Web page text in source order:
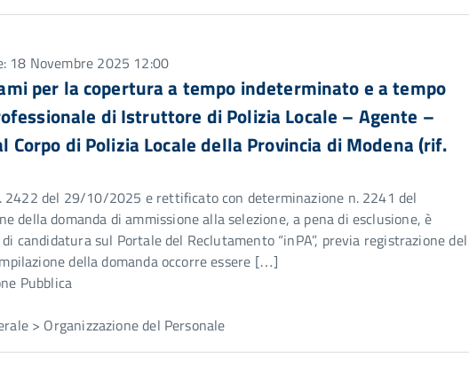
18 Novembre 2025 12:00
per la copertura a tempo indeterminato e a tempo
di Istruttore di Polizia Locale – Agente –
di Polizia Locale della Provincia di Modena (rif.
2422 del 29/10/2025 e rettificato con determinazione n. 2241 del
della domanda di ammissione alla selezione, a pena di esclusione, è
candidatura sul Portale del Reclutamento “inPA”, previa registrazione del
della domanda occorre essere […]
Pubblica
> Organizzazione del Personale